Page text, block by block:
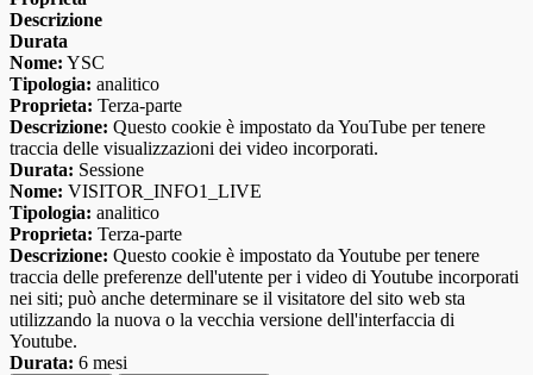
Descrizione
Durata
Nome: YSC
Tipologia: analitico
Proprieta: Terza-parte
Descrizione: Questo cookie è impostato da YouTube per tenere
traccia delle visualizzazioni dei video incorporati.
Durata: Sessione
Nome: VISITOR_INFO1_LIVE
Tipologia: analitico
Proprieta: Terza-parte
Descrizione: Questo cookie è impostato da Youtube per tenere
traccia delle preferenze dell'utente per i video di Youtube incorporati
nei siti; può anche determinare se il visitatore del sito web sta
utilizzando la nuova o la vecchia versione dell'interfaccia di
Youtube.
Durata: 6 mesi